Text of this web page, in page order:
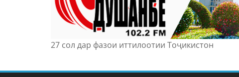
27 сол дар фазои иттилоотии Тоҷикистон